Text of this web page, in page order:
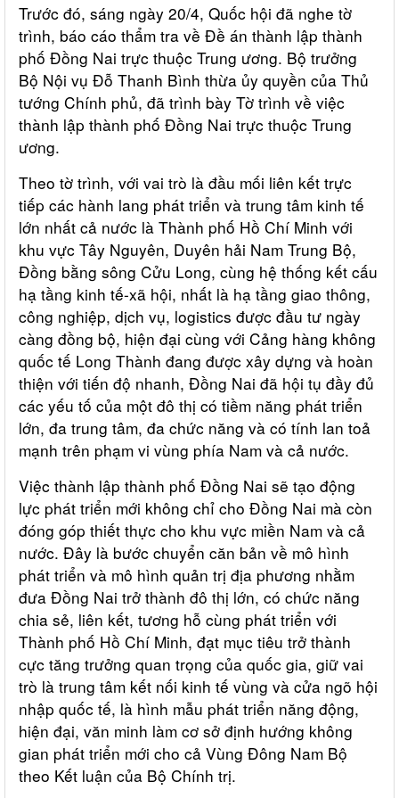
Trước đó, sáng ngày 20/4, Quốc hội đã nghe tờ
trình, báo cáo thẩm tra về Đề án thành lập thành
phố Đồng Nai trực thuộc Trung ương. Bộ trưởng
Bộ Nội vụ Đỗ Thanh Bình thừa ủy quyền của Thủ
tướng Chính phủ, đã trình bày Tờ trình về việc
thành lập thành phố Đồng Nai trực thuộc Trung
ương.
Theo tờ trình, với vai trò là đầu mối liên kết trực
tiếp các hành lang phát triển và trung tâm kinh tế
lớn nhất cả nước là Thành phố Hồ Chí Minh với
khu vực Tây Nguyên, Duyên hải Nam Trung Bộ,
Đồng bằng sông Cửu Long, cùng hệ thống kết cấu
hạ tầng kinh tế-xã hội, nhất là hạ tầng giao thông,
công nghiệp, dịch vụ, logistics được đầu tư ngày
càng đồng bộ, hiện đại cùng với Cảng hàng không
quốc tế Long Thành đang được xây dựng và hoàn
thiện với tiến độ nhanh, Đồng Nai đã hội tụ đầy đủ
các yếu tố của một đô thị có tiềm năng phát triển
lớn, đa trung tâm, đa chức năng và có tính lan toả
mạnh trên phạm vi vùng phía Nam và cả nước.
Việc thành lập thành phố Đồng Nai sẽ tạo động
lực phát triển mới không chỉ cho Đồng Nai mà còn
đóng góp thiết thực cho khu vực miền Nam và cả
nước. Đây là bước chuyển căn bản về mô hình
phát triển và mô hình quản trị địa phương nhằm
đưa Đồng Nai trở thành đô thị lớn, có chức năng
chia sẻ, liên kết, tương hỗ cùng phát triển với
Thành phố Hồ Chí Minh, đạt mục tiêu trở thành
cực tăng trưởng quan trọng của quốc gia, giữ vai
trò là trung tâm kết nối kinh tế vùng và cửa ngõ hội
nhập quốc tế, là hình mẫu phát triển năng động,
hiện đại, văn minh làm cơ sở định hướng không
gian phát triển mới cho cả Vùng Đông Nam Bộ
theo Kết luận của Bộ Chính trị.